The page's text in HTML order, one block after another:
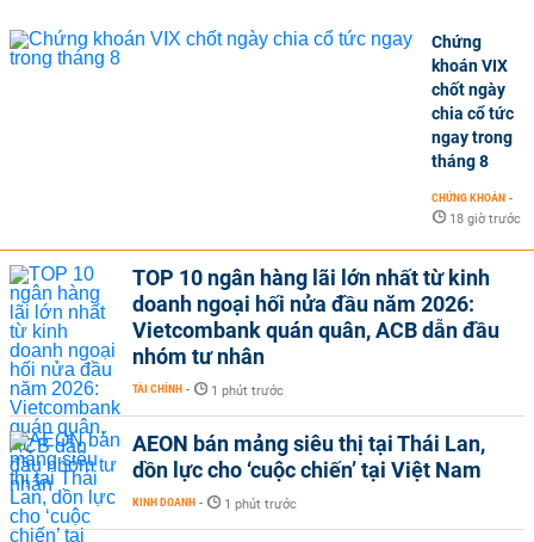
Chứng
khoán VIX
chốt ngày
chia cổ tức
ngay trong
tháng 8
CHỨNG KHOÁN -
18 giờ trước
TOP 10 ngân hàng lãi lớn nhất từ kinh
doanh ngoại hối nửa đầu năm 2026:
Vietcombank quán quân, ACB dẫn đầu
nhóm tư nhân
TÀI CHÍNH - 1 phút trước
AEON bán mảng siêu thị tại Thái Lan,
dồn lực cho ‘cuộc chiến’ tại Việt Nam
KINH DOANH - 1 phút trước